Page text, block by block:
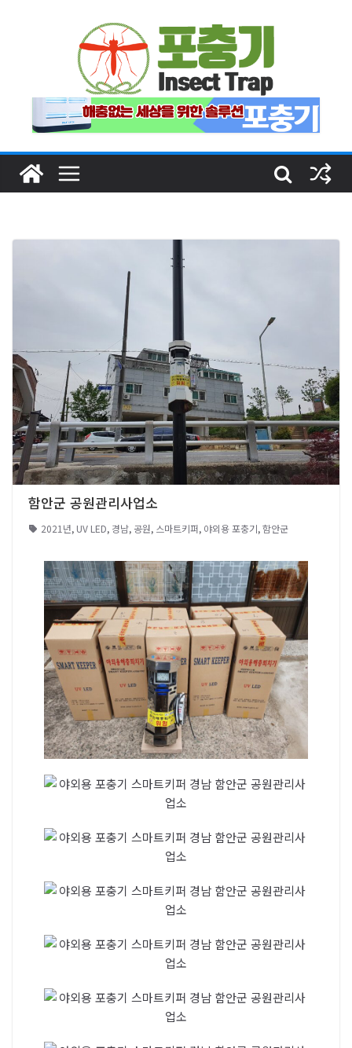
함안군 공원관리사업소
2021년, UV LED, 경남, 공원, 스마트키퍼, 야외용 포충기,함안군